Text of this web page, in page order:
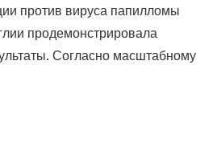
против вируса папилломы
продемонстрировала
Согласно масштабному